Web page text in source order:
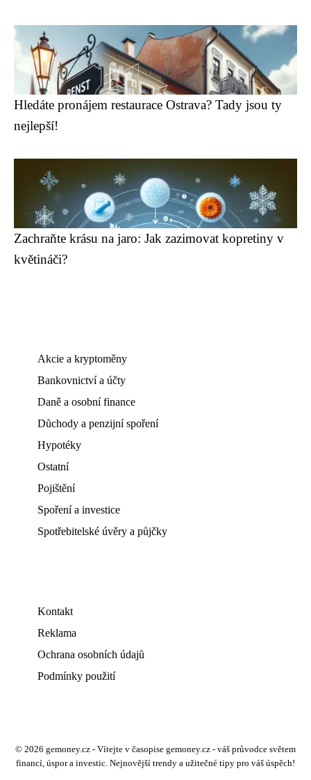
Hledáte pronájem restaurace Ostrava? Tady jsou ty
nejlepší!
Zachraňte krásu na jaro: Jak zazimovat kopretiny v
květináči?
Akcie a kryptoměny
Bankovnictví a účty
Daně a osobní finance
Důchody a penzijní spoření
Hypotéky
Ostatní
Pojištění
Spoření a investice
Spotřebitelské úvěry a půjčky
Kontakt
Reklama
Ochrana osobních údajů
Podmínky použití
© 2026 gemoney.cz - Vítejte v časopise gemoney.cz - váš průvodce světem
financí, úspor a investic. Nejnovější trendy a užitečné tipy pro váš úspěch!